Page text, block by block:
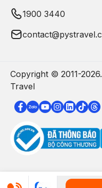
1900 3440
Copyright © 2011-2026
Travel